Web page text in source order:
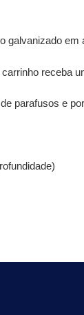
galvanizado em
receba
parafusos e